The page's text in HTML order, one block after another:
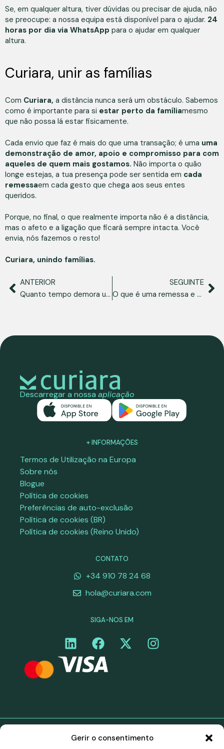
Gerir o consentimento
Se, em qualquer altura, tiver dúvidas ou precisar de ajuda, não
se preocupe: a nossa equipa está disponível para o ajudar. 24
horas por dia via WhatsApp para o ajudar em qualquer
altura.
Curiara, unir as famílias
Com Curiara, a distância nunca será um obstáculo. Sabemos
como é importante para si estar perto da famíliamesmo
que não possa lá estar fisicamente.
Cada envio que faz é mais do que uma transação; é uma uma
demonstração de amor, apoio e compromisso para com
aqueles de quem mais gostamos. Não importa o quão
longe estejas, a tua presença pode ser sentida em cada
remessaem cada gesto que chega aos seus entes
queridos.
Porque, no final, o que realmente importa não é a distância,
mas o afeto e a ligação que ficará sempre intacta. Você
envia, nós fazemos o resto!
Curiara, unindo famílias.
ANTERIOR
Quanto tempo demora uma remessa bancária para a Venezuela?
SEGUINTE
O que é uma remessa e porque é que é tão importante na Venezuela?
Descarregar a nossa aplicação
+ INFORMAÇÕES
Termos de Utilização na Europa
Sobre nós
Blogue
Política de cookies
Preferências de auto-exclusão
Política de cookies (BR)
Política de cookies (Reino Unido)
CONTATO
+34 910 78 24 68
hola@curiara.com
SIGA-NOS EM
©Curiara. Todos os direitos reservados. Os serviços de